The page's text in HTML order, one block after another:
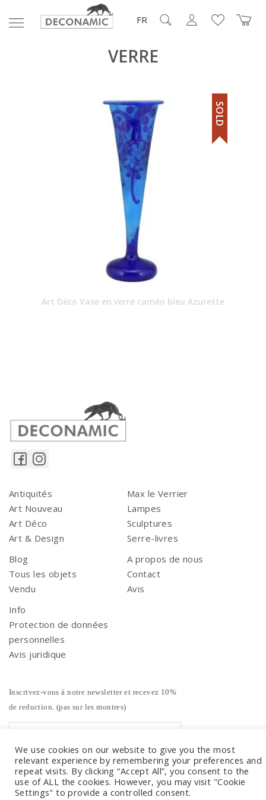
FR
VERRE
Art Déco Vase en verre caméo bleu Azurette
SOLD
Antiquités
Art Nouveau
Art Déco
Art & Design
Max le Verrier
Lampes
Sculptures
Serre-livres
Blog
Tous les objets
Vendu
A propos de nous
Contact
Avis
Info
Protection de données
personnelles
Avis juridique
Inscrivez-vous à notre newsletter et recevez 10%
de reduction. (pas sur les montres)
We use cookies on our website to give you the most
relevant experience by remembering your preferences and
repeat visits. By clicking “Accept All”, you consent to the
use of ALL the cookies. However, you may visit "Cookie
Settings" to provide a controlled consent.